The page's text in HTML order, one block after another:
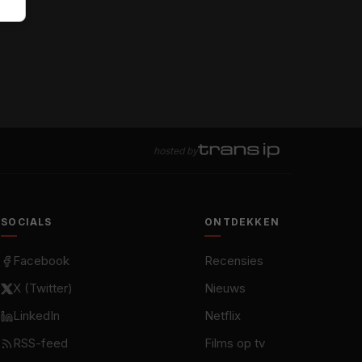
hosted by
SOCIALS
Facebook
X (Twitter)
LinkedIn
RSS-feed
ONTDEKKEN
Recensies
Nieuws
Netflix
Films op tv